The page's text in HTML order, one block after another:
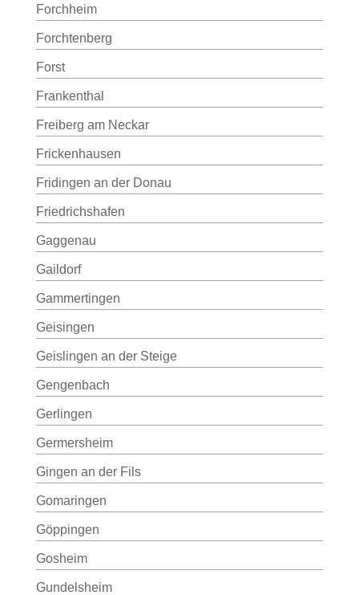
Forchheim
Forchtenberg
Forst
Frankenthal
Freiberg am Neckar
Frickenhausen
Fridingen an der Donau
Friedrichshafen
Gaggenau
Gaildorf
Gammertingen
Geisingen
Geislingen an der Steige
Gengenbach
Gerlingen
Germersheim
Gingen an der Fils
Gomaringen
Göppingen
Gosheim
Gundelsheim